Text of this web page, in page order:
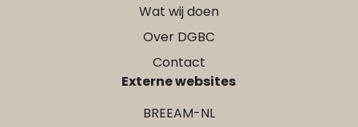
Wat wij doen
Over DGBC
Contact
Externe websites
BREEAM-NL